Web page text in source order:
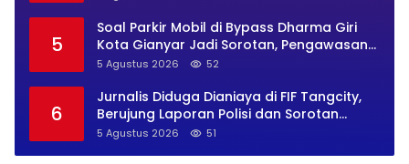
5
Soal Parkir Mobil di Bypass Dharma Giri
Kota Gianyar Jadi Sorotan, Pengawasan
Inkait Dipertanyakan
5 Agustus 2026 52
6
Jurnalis Diduga Dianiaya di FIF Tangcity,
Berujung Laporan Polisi dan Sorotan
Kebebasan Pers
5 Agustus 2026 51